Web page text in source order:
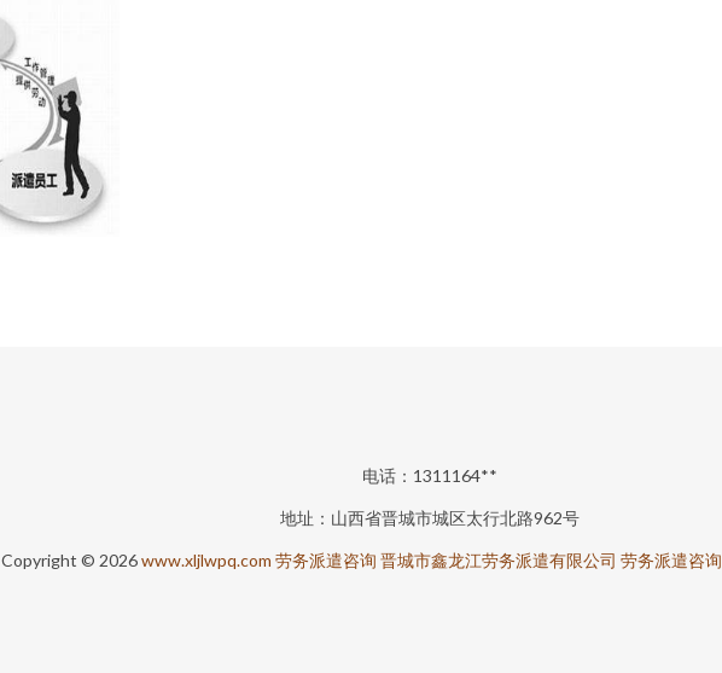
电话：1311164**
地址：山西省晋城市城区太行北路962号
Copyright © 2026www.xljlwpq.com 劳务派遣咨询 晋城市鑫龙江劳务派遣有限公司 劳务派遣咨询